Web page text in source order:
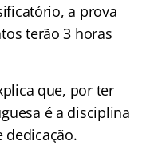
a prova
terão 3 horas
que, por ter
é a disciplina
dedicação.